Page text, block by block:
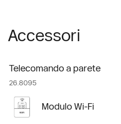
Accessori
Telecomando a parete
26.8095
Modulo Wi-Fi